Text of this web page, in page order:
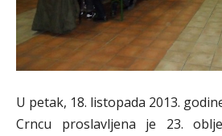
U petak, 18. listopada 2013.
Crncu proslavljena je 23.